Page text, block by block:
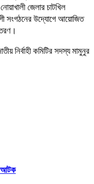
জেলার চাটখিল
সংগঠনের উদ্যোগে আয়োজিত
নির্বাহী কমিটির সদস্য মামুনুর
আটক